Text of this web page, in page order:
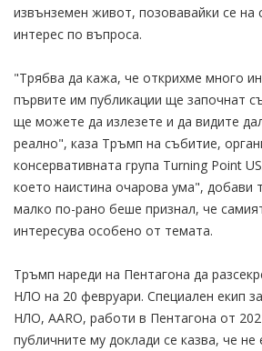
извънземен живот, позовавайки се на
интерес по въпроса.
"Трябва да кажа, че открихме много
първите им публикации ще започнат
ще можете да излезете и да видите
реално", каза Тръмп на събитие,
консервативната група Turning Point
което наистина очарова ума", добави
малко по-рано беше признал, че
интересува особено от темата.
Тръмп нареди на Пентагона да
НЛО на 20 февруари. Специален екип
НЛО, AARO, работи в Пентагона от
публичните му доклади се казва, че не